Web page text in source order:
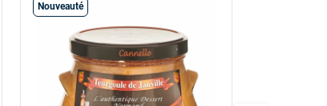
Nouveauté